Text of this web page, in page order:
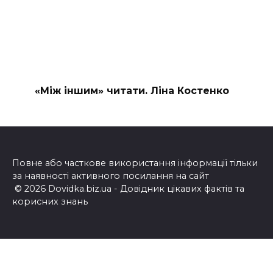
«Між іншим» читати. Ліна Костенко
Повне або часткове використання інформації тільки
за наявності активного посилання на сайт
© 2026 Dovidka.biz.ua - Довідник цікавих фактів та
корисних знань